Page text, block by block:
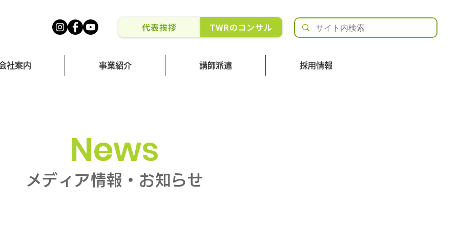
代表挨拶 TWRのコンサル
社案内 事業紹介 講師派遣 採用情報
News
メディア情報・お知らせ